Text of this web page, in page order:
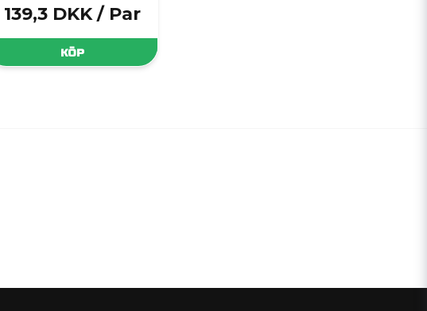
139,3 DKK / Par
KÖP